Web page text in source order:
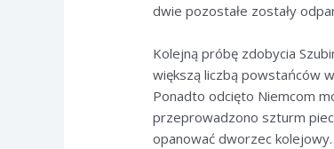
dwie pozostałe zostały
Kolejną próbę zdobycia
większą liczbą powstańców
Ponadto odcięto Niemcom
przeprowadzono szturm
opanować dworzec